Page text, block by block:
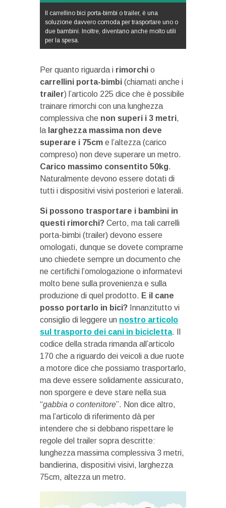
Il carrellino bici porta-bimbi o trailer, è una
soluzione davvero comoda per trasportare uno o
due bambini. Inoltre, diventano anche molto utili
per la spesa.
Per quanto riguarda i rimorchi o
carrellini porta-bimbi (chiamati anche i
trailer) l’articolo 225 dice che è possibile
trainare rimorchi con una lunghezza
complessiva che non superi i 3 metri,
la larghezza massima non deve
superare i 75cm e l’altezza (carico
compreso) non deve superare un metro.
Carico massimo consentito 50kg.
Naturalmente devono essere dotati di
tutti i dispositivi visivi posteriori e laterali.
Si possono trasportare i bambini in
questi rimorchi? Certo, ma tali carrelli
porta-bimbi (trailer) devono essere
omologati, dunque se dovete comprarne
uno chiedete sempre un documento che
ne certifichi l’omologazione o informatevi
molto bene sulla provenienza e sulla
produzione di quel prodotto. E il cane
posso portarlo in bici? Innanzitutto vi
consiglio di leggere un nostro articolo
sul trasporto dei cani in bicicletta. Il
codice della strada rimanda all’articolo
170 che a riguardo dei veicoli a due ruote
a motore dice che possiamo trasportarlo,
ma deve essere solidamente assicurato,
non sporgere e deve stare nella sua
“gabbia o contenitore”. Non dice altro,
ma l’articolo di riferimento dà per
intendere che si debbano rispettare le
regole del trailer sopra descritte:
lunghezza massima complessiva 3 metri,
bandierina, dispositivi visivi, larghezza
75cm, altezza un metro.